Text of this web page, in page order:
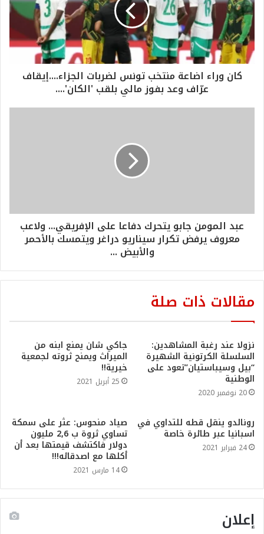
كان وراء اضاعة منتخب تونس لضربات الجزاء....إيقاف
عرّاف وعد بفوز مالي بلقب 'الكان'....
عبد المومن جابو يتحرك دفاعا على الإفريقي... ولاعب
معروف يرفض تكرار سيناريو دراغر ويتمسك بالأحمر
والأبيض ...
مقالات ذات صلة
نزولا عند رغبة المشاهدين:
السلسلة الكرتونية الشهيرة
“بيل وسيباستيان”تعود على
الوطنية
20 نوفمبر 2020
جاكي شان يمنع ابنه من
الميراث ويمنح ثروته لجمعية
خيرية!!
25 أبريل 2021
رونالدو ينقل قطه للتداوي في
اسبانيا عبر طائرة خاصة
24 فبراير 2021
صياد منحوس: عثر على سمكة
تساوي ثروة ب 2,6 مليون
دولار فاكتشف قيمتها بعد أن
أكلها مع اصدقائه!!!
14 مارس 2021
إعلان